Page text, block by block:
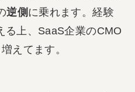
逆側 に乗れます。経験
る上、SaaS企業のCMO
えてます。